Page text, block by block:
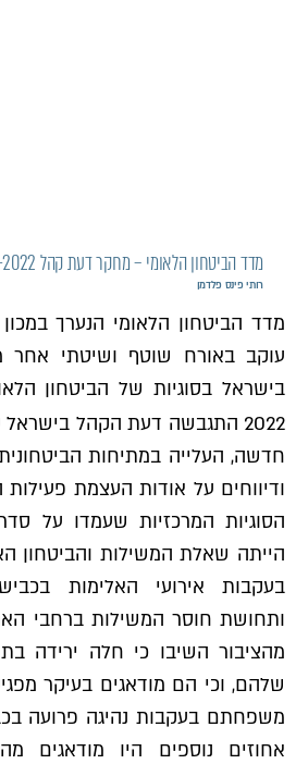
מדד הביטחון הלאומי – מחקר דעת קהל 2023-2022
רותי פינס פלדמן
מדד הביטחון הלאומי הנערך
עוקב באורח שוטף ושיטתי אחר
בישראל בסוגיות של הביטחון
2022 התגבשה דעת הקהל
חדשה, העלייה במתיחות
ודיווחים על אודות העצמת
הסוגיות המרכזיות שעמדו על
הייתה שאלת המשילות והביטחון
בעקבות אירועי האלימות
מהציבור השיבו כי חלה ירידה
שלהם, וכי הם מודאגים בעיקר
אחוזים נוספים היו מודאגים